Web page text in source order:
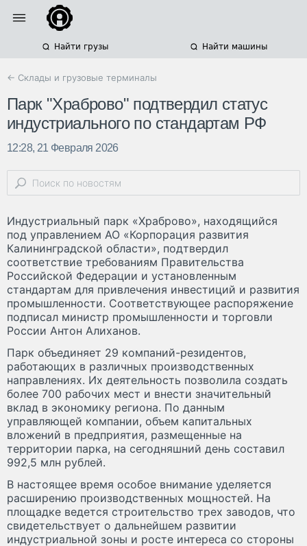
Найти грузы Найти машины
← Склады и грузовые терминалы
Парк "Храброво" подтвердил статус
индустриального по стандартам РФ
12:28, 21 Февраля 2026
Индустриальный парк «Храброво», находящийся
под управлением АО «Корпорация развития
Калининградской области», подтвердил
соответствие требованиям Правительства
Российской Федерации и установленным
стандартам для привлечения инвестиций и развития
промышленности. Соответствующее распоряжение
подписал министр промышленности и торговли
России Антон Алиханов.
Парк объединяет 29 компаний-резидентов,
работающих в различных производственных
направлениях. Их деятельность позволила создать
более 700 рабочих мест и внести значительный
вклад в экономику региона. По данным
управляющей компании, объем капитальных
вложений в предприятия, размещенные на
территории парка, на сегодняшний день составил
992,5 млн рублей.
В настоящее время особое внимание уделяется
расширению производственных мощностей. На
площадке ведется строительство трех заводов, что
свидетельствует о дальнейшем развитии
индустриальной зоны и росте интереса со стороны